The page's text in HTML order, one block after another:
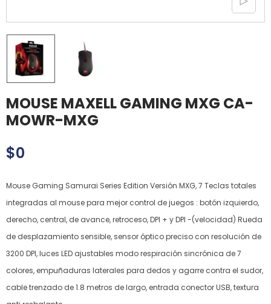
MOUSE MAXELL GAMING MXG CA-
MOWR-MXG
$0
Mouse Gaming Samurai Series Edition Versión MXG, 7 Teclas totales
integradas al mouse para mejor control de juegos : botón izquierdo,
derecho, central, de avance, retroceso, DPI + y DPI -(velocidad) Rueda
de desplazamiento sensible, sensor óptico preciso con resolución de
3200 DPI, luces LED ajustables modo respiración sincrónica de 7
colores, empuñaduras laterales para dedos y agarre contra el sudor,
cable trenzado de 1.8 metros de largo, entrada conector USB, textura